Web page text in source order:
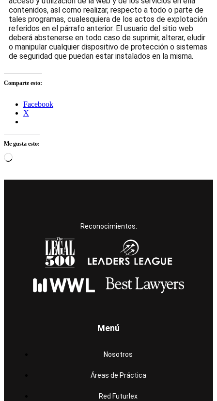
contenidos, así como realizar, respecto a todo o parte de
tales programas, cualesquiera de los actos de explotación
referidos en el párrafo anterior. El usuario del sitio web
deberá abstenerse en todo caso de suprimir, alterar, eludir
o manipular cualquier dispositivo de protección o sistemas
de seguridad que puedan estar instalados en la misma.
Comparte esto:
Facebook
X
Me gusta esto:
Reconocimientos:
Menú
Nosotros
Áreas de Práctica
Red Futurlex